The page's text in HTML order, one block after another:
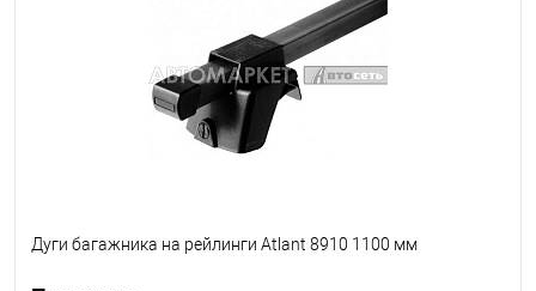
Недоступно
Дуги багажника на рейлинги Atlant 8910 1100 мм